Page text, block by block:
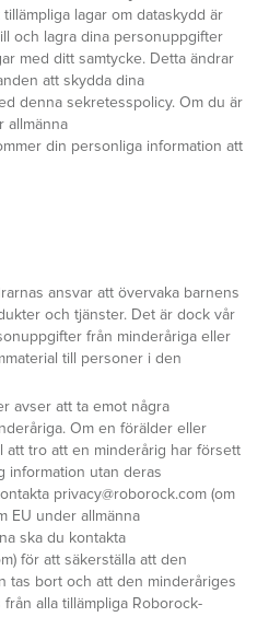
lagar om dataskydd är
och lagra dina personuppgifter
med ditt samtycke. Detta ändrar
att skydda dina
denna sekretesspolicy. Om du är
allmänna
din personliga information att
ansvar att övervaka barnens
och tjänster. Det är dock vår
från minderåriga eller
till personer i den
avser att ta emot några
Om en förälder eller
att tro att en minderårig har försett
information utan deras
privacy@roborock.com (om
EU under allmänna
ska du kontakta
för att säkerställa att den
tas bort och att den minderåriges
alla tillämpliga Roborock-